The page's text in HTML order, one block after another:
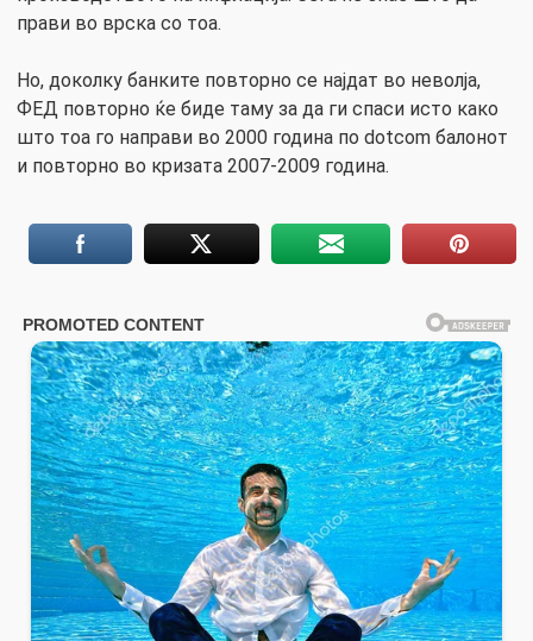
прави во врска со тоа.
Но, доколку банките повторно се најдат во неволја,
ФЕД повторно ќе биде таму за да ги спаси исто како
што тоа го направи во 2000 година по dotcom балонот
и повторно во кризата 2007-2009 година.